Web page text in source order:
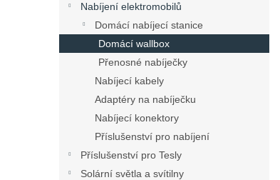
a
Nabíjení elektromobilů
Domácí nabíjecí stanice
Domácí wallbox
Přenosné nabíječky
Nabíjecí kabely
Adaptéry na nabíječku
Nabíjecí konektory
Příslušenství pro nabíjení
Příslušenství pro Tesly
Solární světla a svítilny